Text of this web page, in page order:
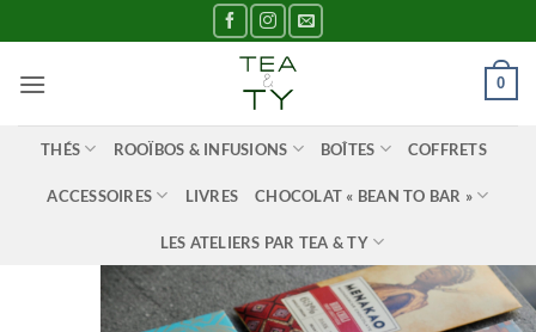
au
contenu
0
THÉS ROOÏBOS & INFUSIONS BOÎTES COFFRETS
ACCESSOIRES LIVRES CHOCOLAT « BEAN TO BAR »
LES ATELIERS PAR TEA & TY